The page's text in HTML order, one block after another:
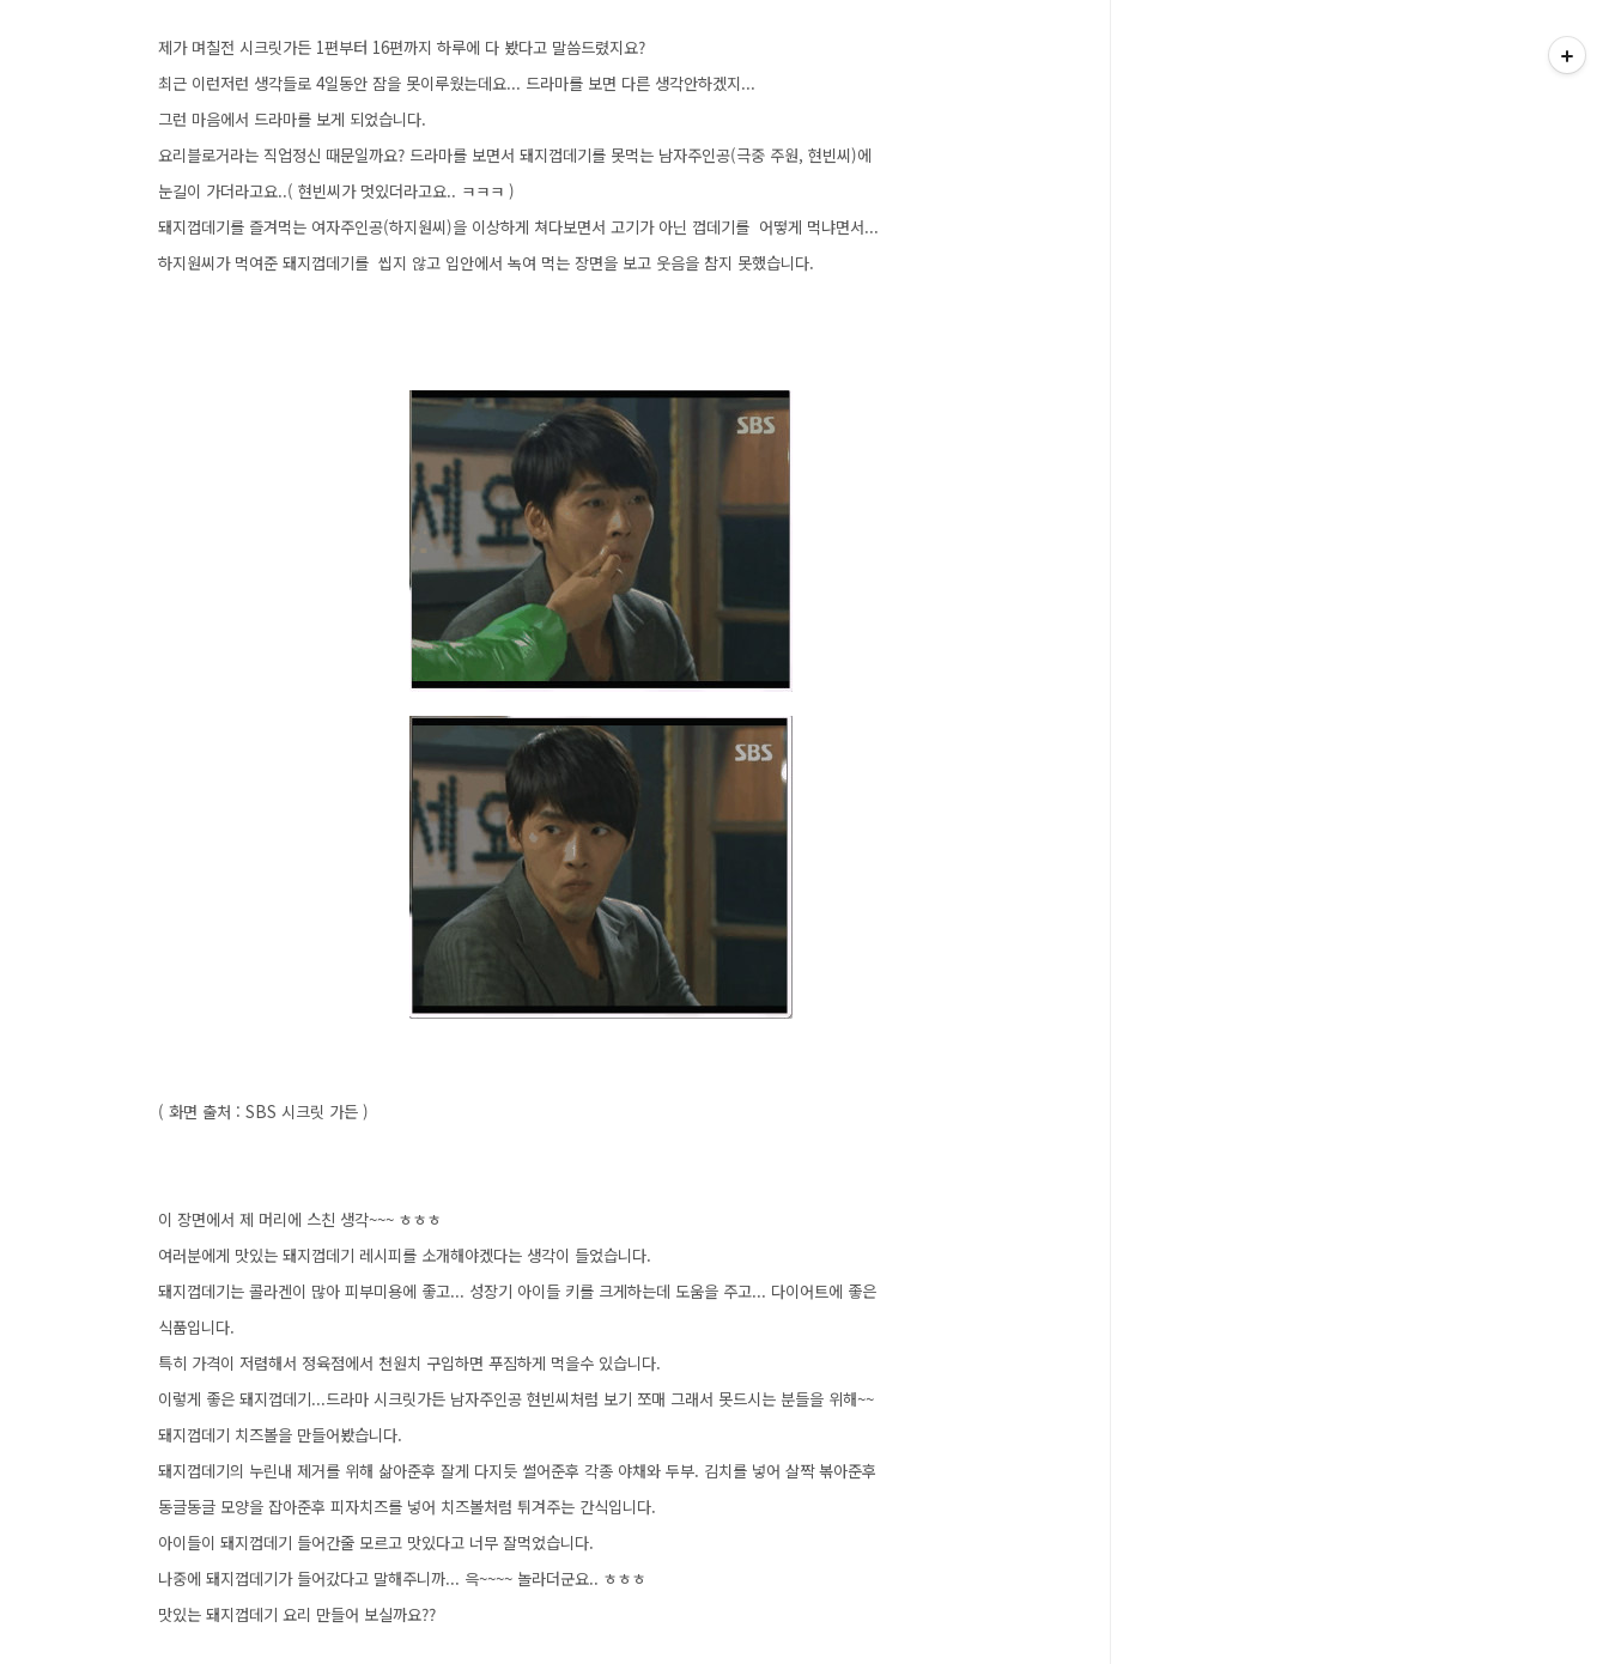
제가 며칠전 시크릿가든 1편부터 16편까지 하루에 다 봤다고 말씀드렸지요?
최근 이런저런 생각들로 4일동안 잠을 못이루웠는데요... 드라마를 보면 다른 생각안하겠지...
그런 마음에서 드라마를 보게 되었습니다.
요리블로거라는 직업정신 때문일까요? 드라마를 보면서 돼지껍데기를 못먹는 남자주인공(극중 주원, 현빈씨)에
눈길이 가더라고요..( 현빈씨가 멋있더라고요.. ㅋㅋㅋ )
돼지껍데기를 즐겨먹는 여자주인공(하지원씨)을 이상하게 쳐다보면서 고기가 아닌 껍데기를 어떻게 먹냐면서...
하지원씨가 먹여준 돼지껍데기를 씹지 않고 입안에서 녹여 먹는 장면을 보고 웃음을 참지 못했습니다.
( 화면 출처 : SBS 시크릿 가든 )
이 장면에서 제 머리에 스친 생각~~~ ㅎㅎㅎ
여러분에게 맛있는 돼지껍데기 레시피를 소개해야겠다는 생각이 들었습니다.
돼지껍데기는 콜라겐이 많아 피부미용에 좋고... 성장기 아이들 키를 크게하는데 도움을 주고... 다이어트에 좋은
식품입니다.
특히 가격이 저렴해서 정육점에서 천원치 구입하면 푸짐하게 먹을수 있습니다.
이렇게 좋은 돼지껍데기...드라마 시크릿가든 남자주인공 현빈씨처럼 보기 쪼매 그래서 못드시는 분들을 위해~~
돼지껍데기 치즈볼을 만들어봤습니다.
돼지껍데기의 누린내 제거를 위해 삶아준후 잘게 다지듯 썰어준후 각종 야채와 두부. 김치를 넣어 살짝 볶아준후
동글동글 모양을 잡아준후 피자치즈를 넣어 치즈볼처럼 튀겨주는 간식입니다.
아이들이 돼지껍데기 들어간줄 모르고 맛있다고 너무 잘먹었습니다.
나중에 돼지껍데기가 들어갔다고 말해주니까... 윽~~~~ 놀라더군요.. ㅎㅎㅎ
맛있는 돼지껍데기 요리 만들어 보실까요??